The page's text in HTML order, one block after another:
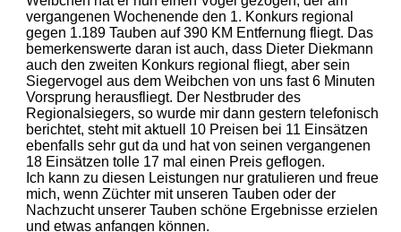
vergangenen Wochenende den 1. Konkurs regional
gegen 1.189 Tauben auf 390 KM Entfernung fliegt. Das
bemerkenswerte daran ist auch, dass Dieter Diekmann
auch den zweiten Konkurs regional fliegt, aber sein
Siegervogel aus dem Weibchen von uns fast 6 Minuten
Vorsprung herausfliegt. Der Nestbruder des
Regionalsiegers, so wurde mir dann gestern telefonisch
berichtet, steht mit aktuell 10 Preisen bei 11 Einsätzen
ebenfalls sehr gut da und hat von seinen vergangenen
18 Einsätzen tolle 17 mal einen Preis geflogen.
Ich kann zu diesen Leistungen nur gratulieren und freue
mich, wenn Züchter mit unseren Tauben oder der
Nachzucht unserer Tauben schöne Ergebnisse erzielen
und etwas anfangen können.